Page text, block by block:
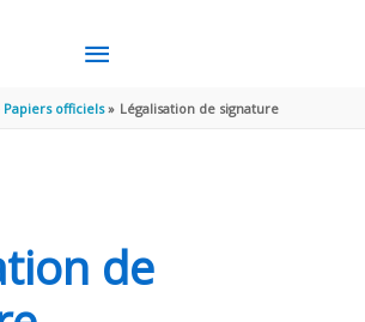
MENU
PRINCIPAL
Papiers officiels Légalisation de signature
de